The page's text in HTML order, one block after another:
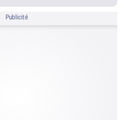
Publicité